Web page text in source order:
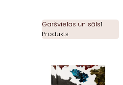
Garšvielas un sāls1
Produkts